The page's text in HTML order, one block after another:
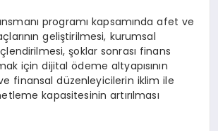
programı kapsamında afet ve
geliştirilmesi, kurumsal
şoklar sonrası finans
için dijital ödeme altyapısının
finansal düzenleyicilerin iklim ile
kapasitesinin artırılması